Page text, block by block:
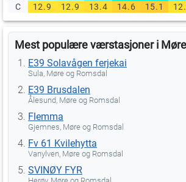
C
12.9 12.9 13.4 14.6 15.1
Mest populære værstasjoner i
E39 Solavågen ferjekai
Sula, Møre og Romsdal
E39 Brusdalen
Ålesund, Møre og Romsdal
Flemma
Gjemnes, Møre og Romsdal
Fv 61 Kvilehytta
Vanylven, Møre og Romsdal
SVINØY FYR